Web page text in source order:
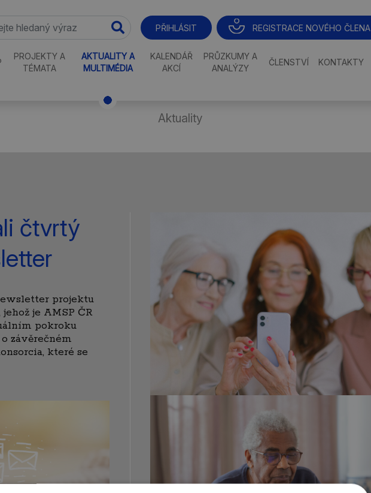
PŘIHLÁSIT REGISTRACE NOVÉHO ČLENA
PROJEKTY A
TÉMATA
AKTUALITY A
MULTIMÉDIA
KALENDÁŘ
AKCÍ
PRŮZKUMY A
ANALÝZY
ČLENSTVÍ KONTAKTY
Aktuality
čtvrtý
projektu
je AMSP ČR
pokroku
závěrečném
které se